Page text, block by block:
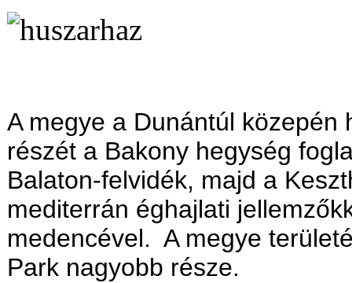
A megye a Dunántúl közepén
részét a Bakony hegység
Balaton-felvidék, majd a
mediterrán éghajlati
medencével. A megye
Park nagyobb része.